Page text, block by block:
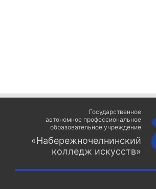
Государственное
автономное профессиональное
образовательное учреждение
«Набережночелнинский
колледж искусств»